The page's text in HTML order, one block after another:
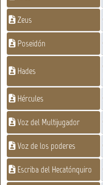
Zeus
Poseidón
Hades
Hércules
Voz del Multijugador
Voz de los poderes
Escriba del Hecatónquiro